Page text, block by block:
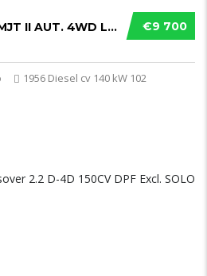
€9 700
JEEP – COMPASS – 2.0 MJT II AUT. 4WD LONGITUDE
1956 Diesel cv 140 kW 102